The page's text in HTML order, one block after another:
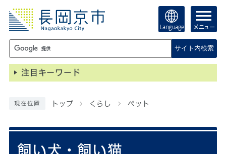
Language メニュー
サイト内検索
注目キーワード
現在位置 トップ くらし ペット
飼い犬・飼い猫